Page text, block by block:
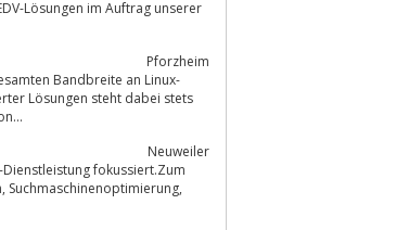
Pforzheim
Neuweiler